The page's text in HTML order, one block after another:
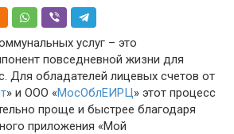
услуг – это
повседневной жизни для
Для обладателей лицевых счетов от
» и ООО «МосОблЕИРЦ» этот процесс
проще и быстрее благодаря
приложения «Мой